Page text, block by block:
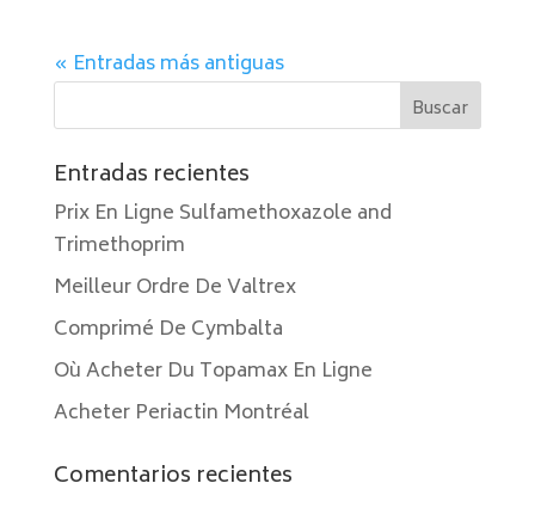
« Entradas más antiguas
Entradas recientes
Prix En Ligne Sulfamethoxazole and
Trimethoprim
Meilleur Ordre De Valtrex
Comprimé De Cymbalta
Où Acheter Du Topamax En Ligne
Acheter Periactin Montréal
Comentarios recientes